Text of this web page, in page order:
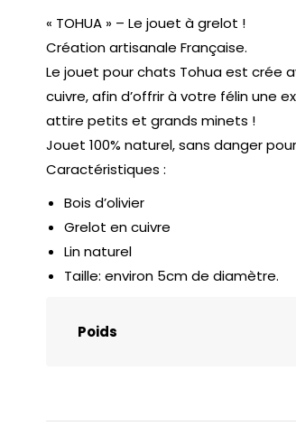
« TOHUA » – Le jouet à grelot !
Création artisanale Française.
Le jouet pour chats Tohua est crée
cuivre, afin d’offrir à votre félin une
attire petits et grands minets !
Jouet 100% naturel, sans danger
Caractéristiques :
Bois d’olivier
Grelot en cuivre
Lin naturel
Taille: environ 5cm de diamètre.
Poids